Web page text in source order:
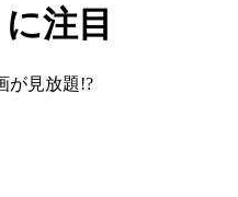
注目
が見放題!?